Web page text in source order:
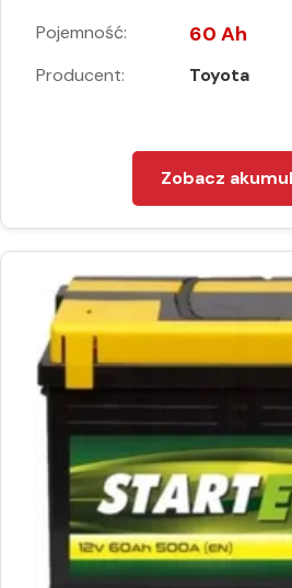
Pojemność: 60 Ah
Producent: Toyota
Zobacz